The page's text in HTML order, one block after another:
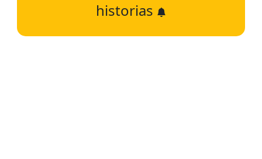
historias